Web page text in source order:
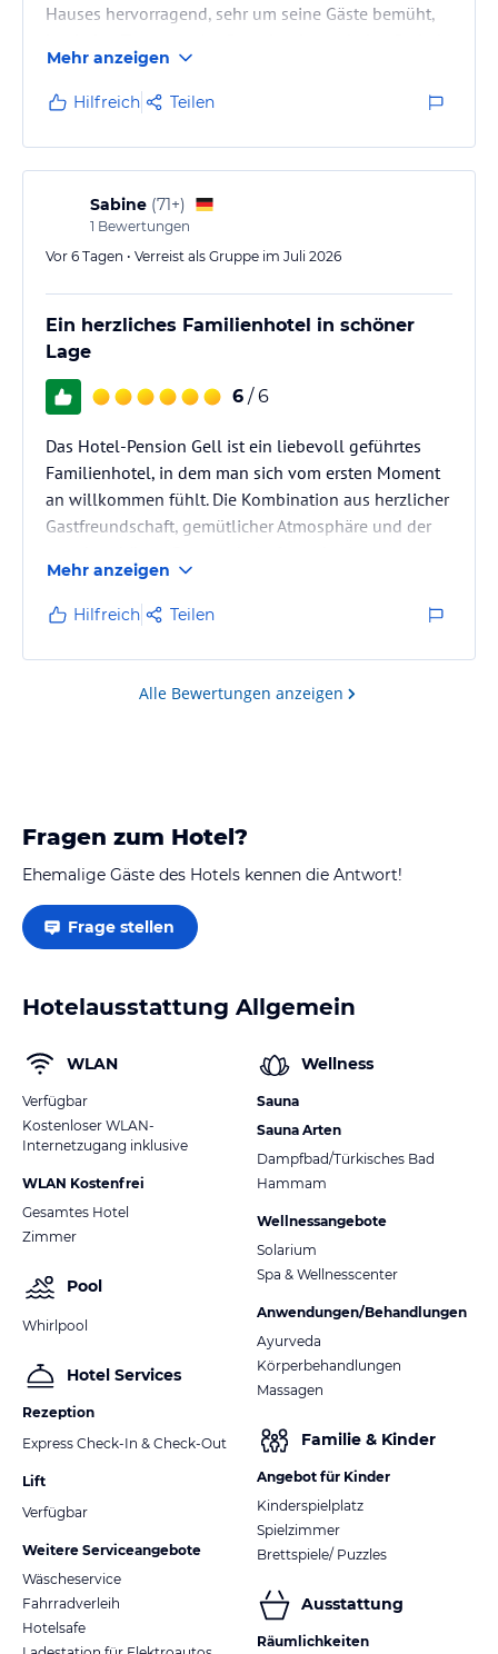
Hauses hervorragend, sehr um seine Gäste bemüht,
der Gegend. Wir kommen wieder. Sehr
empfehlenswert
Mehr anzeigen
Hilfreich Teilen
Sabine (71+)
1 Bewertungen
Vor 6 Tagen • Verreist als Gruppe im Juli 2026
Ein herzliches Familienhotel in schöner
Lage
6 / 6
Das Hotel-Pension Gell ist ein liebevoll geführtes
Familienhotel, in dem man sich vom ersten Moment
an willkommen fühlt. Die Kombination aus herzlicher
Gastfreundschaft, gemütlicher Atmosphäre und der
Aufenthalt zu etwas ganz Besonderem. Ein perfekter
Ort, um die Natur zu genießen und den Alltag hinter
sich zu lassen.
Mehr anzeigen
Hilfreich Teilen
Alle Bewertungen anzeigen
Fragen zum Hotel?
Ehemalige Gäste des Hotels kennen die Antwort!
Frage stellen
Hotelausstattung Allgemein
WLAN
Verfügbar
Kostenloser WLAN-
Internetzugang inklusive
WLAN Kostenfrei
Gesamtes Hotel
Zimmer
Pool
Whirlpool
Hotel Services
Rezeption
Express Check-In & Check-Out
Lift
Verfügbar
Weitere Serviceangebote
Wäscheservice
Fahrradverleih
Hotelsafe
Wellness
Sauna
Sauna Arten
Dampfbad/Türkisches Bad
Hammam
Wellnessangebote
Solarium
Spa & Wellnesscenter
Anwendungen/Behandlungen
Ayurveda
Körperbehandlungen
Massagen
Familie & Kinder
Angebot für Kinder
Kinderspielplatz
Spielzimmer
Brettspiele/ Puzzles
Ausstattung
Räumlichkeiten